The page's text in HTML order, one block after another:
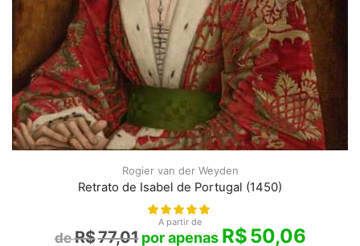
Rogier van der Weyden
Retrato de Isabel de Portugal (1450)
A partir de
R$77,01 R$50,06